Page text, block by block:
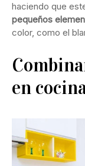
haciendo que
pequeños
color, como el
en